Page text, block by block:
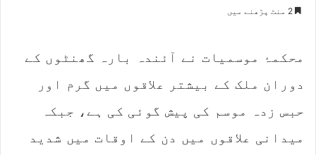
محکمۂ موسمیات نے آئندہ بارہ گھنٹوں کے
دوران ملک کے بیشتر علاقوں میں گرم اور
حبس زدہ موسم کی پیش گوئی کی ہے، جبکہ
میدانی علاقوں میں دن کے اوقات میں شدید